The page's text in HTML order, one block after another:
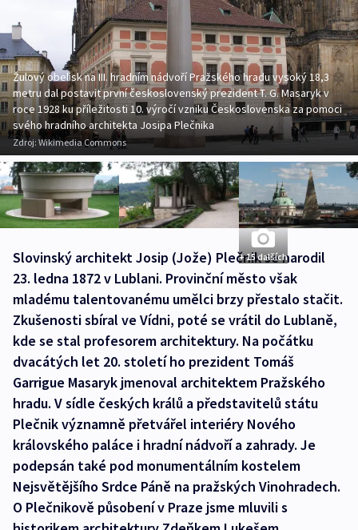
Žulový obelisk na III. hradním nádvoří Pražského hradu vysoký 18,3
metru dal postavit první československý prezident T. G. Masaryk v
roce 1928 ku příležitosti 10. výročí vzniku Československa za pomoci
svého hradního architekta Josipa Plečnika
Zdroj: Wikimedia Commons
+ 15 dalších
Slovinský architekt Josip (Jože) Plečnik se narodil
23. ledna 1872 v Lublani. Provinční město však
mladému talentovanému umělci brzy přestalo stačit.
Zkušenosti sbíral ve Vídni, poté se vrátil do Lublaně,
kde se stal profesorem architektury. Na počátku
dvacátých let 20. století ho prezident Tomáš
Garrigue Masaryk jmenoval architektem Pražského
hradu. V sídle českých králů a představitelů státu
Plečnik významně přetvářel interiéry Nového
královského paláce i hradní nádvoří a zahrady. Je
podepsán také pod monumentálním kostelem
Nejsvětějšího Srdce Páně na pražských Vinohradech.
O Plečnikově působení v Praze jsme mluvili s